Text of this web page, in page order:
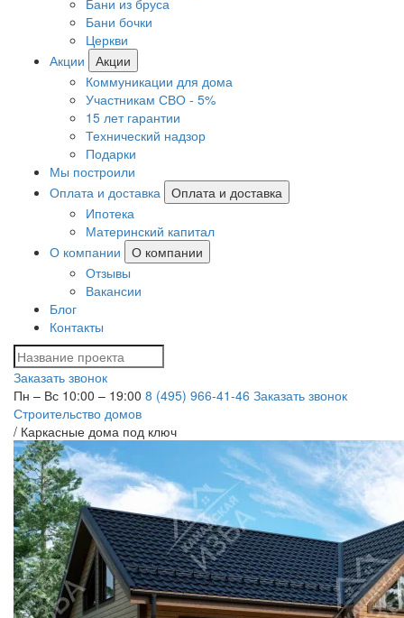
Бани бочки
Церкви
Акции
Акции
Коммуникации для дома
Участникам СВО - 5%
15 лет гарантии
Технический надзор
Подарки
Мы построили
Оплата и доставка
Оплата и доставка
Ипотека
Материнский капитал
О компании
О компании
Отзывы
Вакансии
Блог
Контакты
Заказать звонок
Пн – Вс 10:00 – 19:00 8 (495) 966-41-46 Заказать звонок
Строительство домов
/ Каркасные дома под ключ